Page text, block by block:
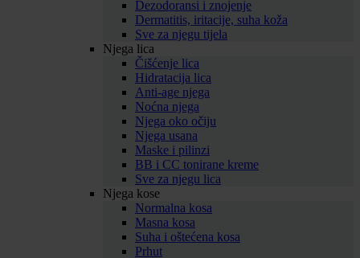
Dezodoransi i znojenje
Dermatitis, iritacije, suha koža
Sve za njegu tijela
Njega lica
Čišćenje lica
Hidratacija lica
Anti-age njega
Noćna njega
Njega oko očiju
Njega usana
Maske i pilinzi
BB i CC tonirane kreme
Sve za njegu lica
Njega kose
Normalna kosa
Masna kosa
Suha i oštećena kosa
Prhut